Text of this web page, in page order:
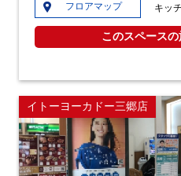
フロアマップ キッ
このスペース
イトーヨーカドー三郷店